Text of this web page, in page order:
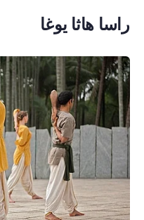
راسا هاثا يوغا